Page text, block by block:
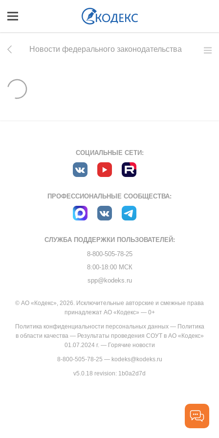
Новости федерального законодательства
СОЦИАЛЬНЫЕ СЕТИ:
ПРОФЕССИОНАЛЬНЫЕ СООБЩЕСТВА:
СЛУЖБА ПОДДЕРЖКИ ПОЛЬЗОВАТЕЛЕЙ:
8-800-505-78-25
8:00-18:00 МСК
spp@kodeks.ru
© АО «Кодекс», 2026. Исключительные авторские и смежные права
принадлежат АО «Кодекс» — 0+
Политика конфиденциальности персональных данных— Политика
в области качества— Результаты проведения СОУТ в АО «Кодекс»
01.07.2024 г.— Горячие новости
8-800-505-78-25 — kodeks@kodeks.ru
v5.0.18 revision: 1b0a2d7d